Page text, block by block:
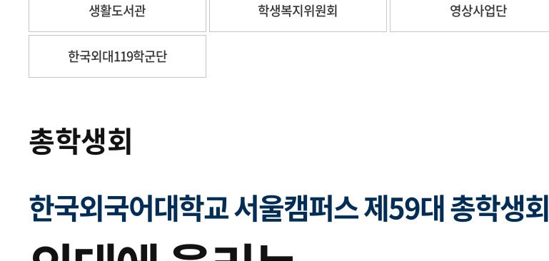
생활도서관 학생복지위원회 영상사업단
한국외대119학군단
총학생회
한국외국어대학교 서울캠퍼스 제59대 총학생회